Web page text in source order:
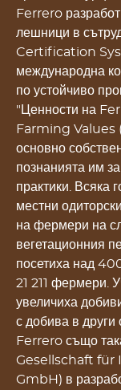
Ferrero
лешници в
Certification
международна
по устойчиво
"Ценности на
Farming Values
основно
познанията им
практики. Всяка
местни
на фермери на
вегетационния
посетиха над
21 211 фермери.
увеличиха
с добива в
Ferrero също
Gesellschaft
GmbH) в